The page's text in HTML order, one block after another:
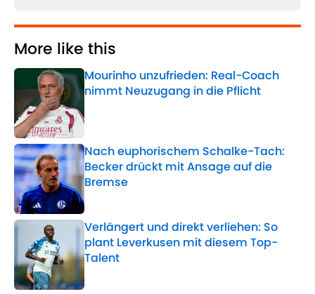
More like this
Mourinho unzufrieden: Real-Coach
nimmt Neuzugang in die Pflicht
Nach euphorischem Schalke-Tach:
Becker drückt mit Ansage auf die
Bremse
Published by on Invalid Date
Verlängert und direkt verliehen: So
plant Leverkusen mit diesem Top-
Talent
Published by on Invalid Date